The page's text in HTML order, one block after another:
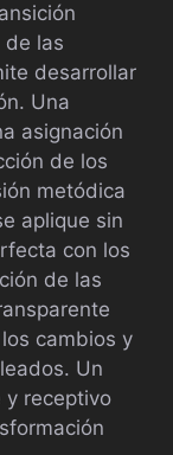
las
desarrollar
Una
asignación
de los
metódica
aplique sin
con los
de las
cambios y
Un
y receptivo